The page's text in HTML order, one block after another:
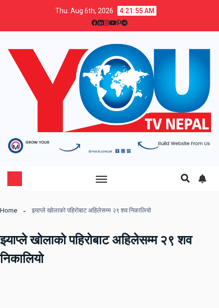
Thu. Aug 6th, 2026 4:21:55 AM
Home झ्याप्ले खोलाको पहिरोबाट अहिलेसम्म २९ शव निकालियो
झ्याप्ले खोलाको पहिरोबाट अहिलेसम्म २९ शव
निकालियो